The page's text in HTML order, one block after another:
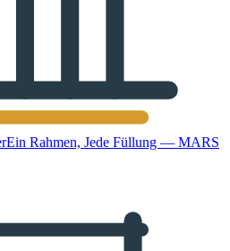
Ein Rahmen, Jede Füllung — MARS